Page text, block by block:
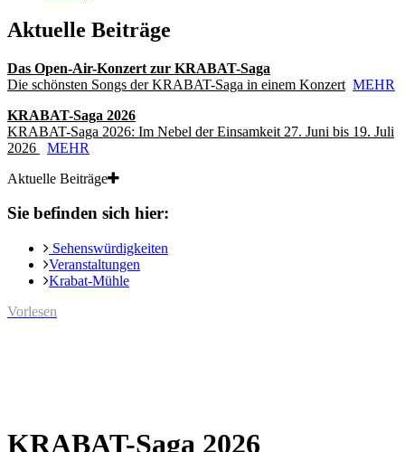
Aktuelle Beiträge
Das Open-Air-Konzert zur KRABAT-Saga
Die schönsten Songs der KRABAT-Saga in einem Konzert MEHR
KRABAT-Saga 2026
KRABAT-Saga 2026: Im Nebel der Einsamkeit 27. Juni bis 19. Juli
2026
MEHR
Aktuelle Beiträge
Sie befinden sich hier:
Sehenswürdigkeiten
Veranstaltungen
Krabat-Mühle
Vorlesen
KRABAT-Saga 2026